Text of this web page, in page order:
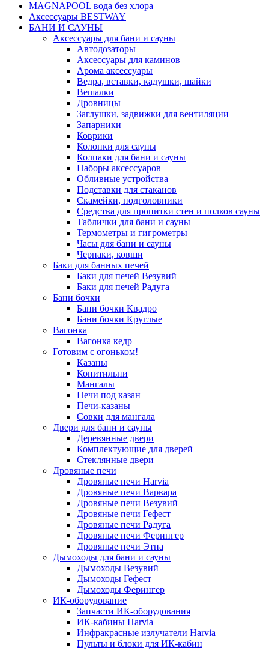
MAGNAPOOL вода без хлора
Аксессуары BESTWAY
БАНИ И САУНЫ
Аксессуары для бани и сауны
Автодозаторы
Аксессуары для каминов
Арома аксессуары
Ведра, вставки, кадушки, шайки
Вешалки
Дровницы
Заглушки, задвижки для вентиляции
Запарники
Коврики
Колонки для сауны
Колпаки для бани и сауны
Наборы аксессуаров
Обливные устройства
Подставки для стаканов
Скамейки, подголовники
Средства для пропитки стен и полков сауны
Таблички для бани и сауны
Термометры и гигрометры
Часы для бани и сауны
Черпаки, ковши
Баки для банных печей
Баки для печей Везувий
Баки для печей Радуга
Бани бочки
Бани бочки Квадро
Бани бочки Круглые
Вагонка
Вагонка кедр
Готовим с огоньком!
Казаны
Копитильни
Мангалы
Печи под казан
Печи-казаны
Совки для мангала
Двери для бани и сауны
Деревянные двери
Комплектующие для дверей
Стеклянные двери
Дровяные печи
Дровяные печи Harvia
Дровяные печи Варвара
Дровяные печи Везувий
Дровяные печи Гефест
Дровяные печи Радуга
Дровяные печи Ферингер
Дровяные печи Этна
Дымоходы для бани и сауны
Дымоходы Везувий
Дымоходы Гефест
Дымоходы Ферингер
ИК-оборудование
Запчасти ИК-оборудования
ИК-кабины Harvia
Инфракрасные излучатели Harvia
Пульты и блоки для ИК-кабин